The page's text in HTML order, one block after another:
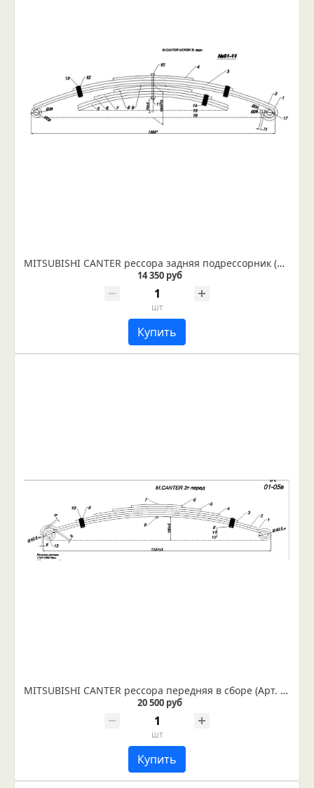
MITSUBISHI CANTER рессора задняя подрессорник (Арт. IR 01-11п)
14 350 руб
шт
Купить
MITSUBISHI CANTER рессора передняя в сборе (Арт. IR 01-05в)
20 500 руб
шт
Купить